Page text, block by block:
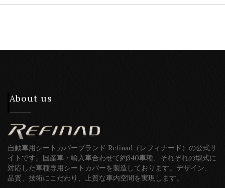
About us
自動車用シートカバーブランド Refinad（レフィナード）の公式サ
イトです。国産車・輸入車合わせて約340車種、それぞれの型式に
対応した車種専用シートカバーを製造しております。デザイン、
品質、技術にこだわり、上質な車内空間を実現します。